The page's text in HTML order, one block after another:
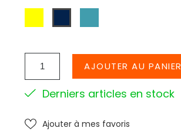
AJOUTER AU PANIER
Derniers articles en stock
Ajouter à mes favoris